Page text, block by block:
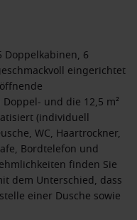
Doppelkabinen, 6
eingerichtet
und die 12,5 m²
(individuell
WC, Haartrockner,
Bordtelefon und
finden Sie
dem Unterschied, dass
einer Dusche sowie